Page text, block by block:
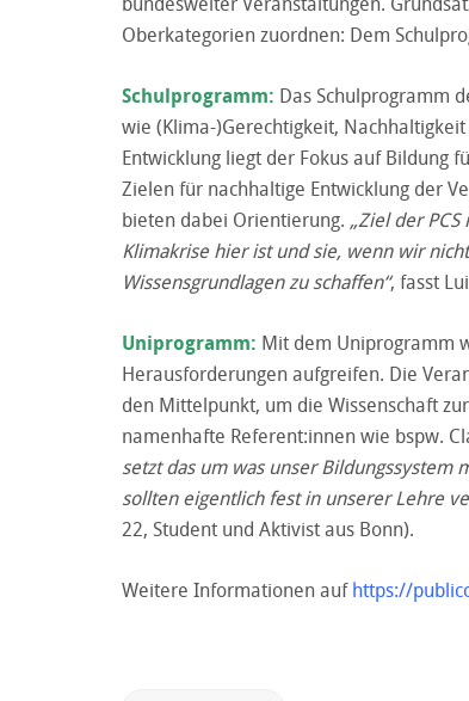
Oberkategorien zuordnen: Dem
Schulprogramm: Das Schulprogramm
wie (Klima-)Gerechtigkeit,
Entwicklung liegt der Fokus auf Bildung
Zielen für nachhaltige Entwicklung der
bieten dabei Orientierung. „Ziel der
Klimakrise hier ist und sie, wenn wir
Wissensgrundlagen zu schaffen“, fasst
Uniprogramm: Mit dem Uniprogramm
Herausforderungen aufgreifen. Die
den Mittelpunkt, um die Wissenschaft
namenhafte Referent:innen wie bspw.
setzt das um was unser
sollten eigentlich fest in unserer Lehre
22, Student und Aktivist aus Bonn).
Weitere Informationen aufhttps://